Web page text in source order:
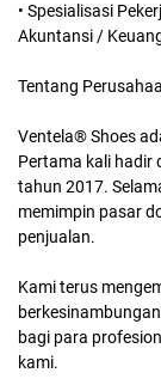
• Spesialisasi
Akuntansi /
Tentang
Ventela® Shoes
Pertama kali hadir
tahun 2017.
memimpin pasar
penjualan.
Kami terus
bagi para
kami.